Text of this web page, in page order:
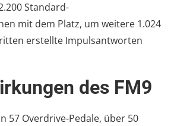
Standard-
mit dem Platz, um weitere 1.024
erstellte Impulsantworten
des FM9
57 Overdrive-Pedale, über 50